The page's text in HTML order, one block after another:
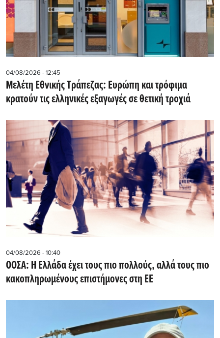
04/08/2026 - 12:45
Μελέτη Εθνικής Τράπεζας: Ευρώπη και τρόφιμα
κρατούν τις ελληνικές εξαγωγές σε θετική τροχιά
04/08/2026 - 10:40
ΟΟΣΑ: Η Ελλάδα έχει τους πιο πολλούς, αλλά τους πιο
κακοπληρωμένους επιστήμονες στη ΕΕ